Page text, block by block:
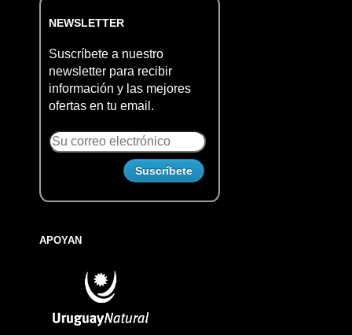
NEWSLETTER
Suscríbete a nuestro
newsletter para recibir
información y las mejores
ofertas en tu email.
APOYAN